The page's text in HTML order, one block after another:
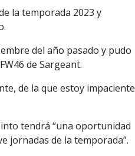
la temporada 2023 y
del año pasado y pudo
de Sargeant.
de la que estoy impaciente
tendrá “una oportunidad
jornadas de la temporada”.